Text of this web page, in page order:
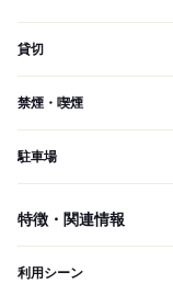
貸切
禁煙・喫煙
駐車場
特徴・関連情報
利用シーン